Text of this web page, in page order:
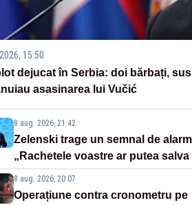
15:50
dejucat în Serbia: doi bărbați,
asasinarea lui Vučić
8 aug. 2026, 21:42
Zelenski trage un semnal de
„Rachetele voastre ar putea salva
8 aug. 2026, 20:07
Operațiune contra cronometru pe